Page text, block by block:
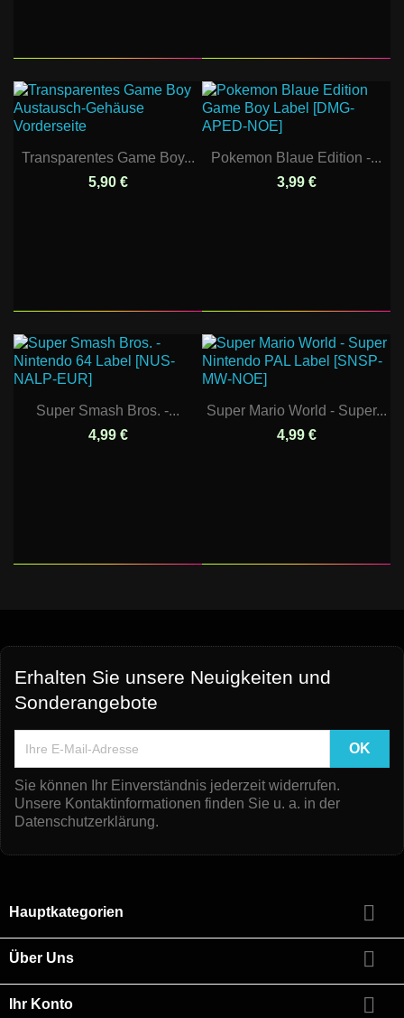
Transparentes Game Boy...
5,90 €
Pokemon Blaue Edition -...
3,99 €
Super Smash Bros. -...
4,99 €
Super Mario World - Super...
4,99 €
Erhalten Sie unsere Neuigkeiten und
Sonderangebote
Sie können Ihr Einverständnis jederzeit widerrufen.
Unsere Kontaktinformationen finden Sie u. a. in der
Datenschutzerklärung.
Hauptkategorien 
Über Uns 
Ihr Konto 